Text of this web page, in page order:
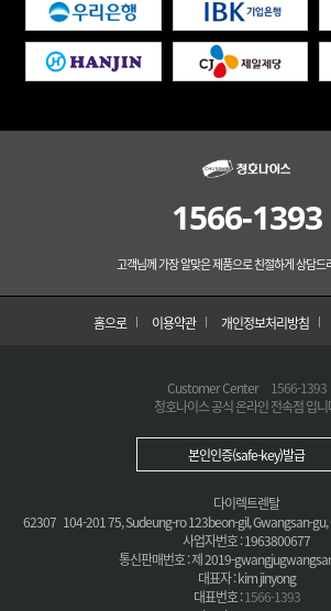
1566-1393
고객님께 가장 알맞은 제품으로 친절하게 상담드
홈으로 이용약관 개인정보처리방침
Customer Center
1566-1393
청호나이스 공식 온라인 전속점 입니
본인인증(safe-key)발급
다이렉트렌탈
62307 104-201 75, Sudeung-ro 123beon-gil, Gwangsan-
사업자번호 : 1963800677
통신판매번호 : 제 2019-
대표자 : kim jinyong
대표번호 :1566-1393